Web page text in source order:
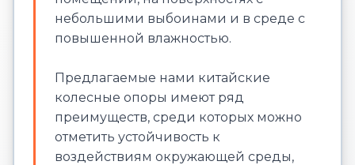
небольшими выбоинами и в среде с
повышенной влажностью.
Предлагаемые нами китайские
колесные опоры имеют ряд
преимуществ, среди которых можно
отметить устойчивость к
воздействиям окружающей среды,